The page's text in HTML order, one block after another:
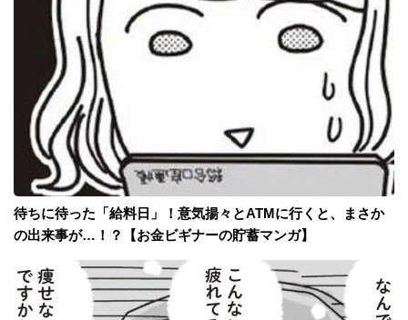
待ちに待った「給料日」！意気揚々とATMに行くと、まさか
の出来事が…！？【お金ビギナーの貯蓄マンガ】